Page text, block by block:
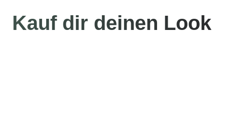
Kauf dir deinen Look